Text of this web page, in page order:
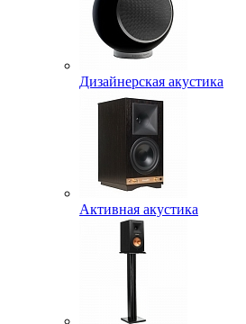
Дизайнерская акустика
Активная акустика